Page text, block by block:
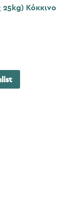
25kg) Κόκκινο